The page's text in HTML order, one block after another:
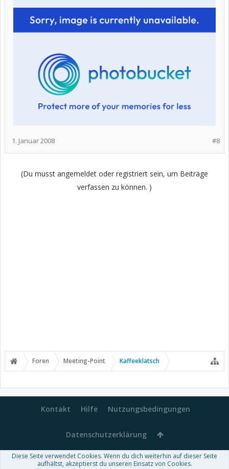
#8
1. Januar 2008
(Du musst angemeldet oder registriert sein, um Beiträge
verfassen zu können. )
Foren Meeting-Point Kaffeeklatsch
Kontakt Hilfe Nutzungsbedingungen
Datenschutzerklärung
Forum software by XenForo™-Deutsch von xenDach
Diese Seite verwendet Cookies. Wenn du dich weiterhin auf dieser Seite
aufhältst, akzeptierst du unseren Einsatz von Cookies.